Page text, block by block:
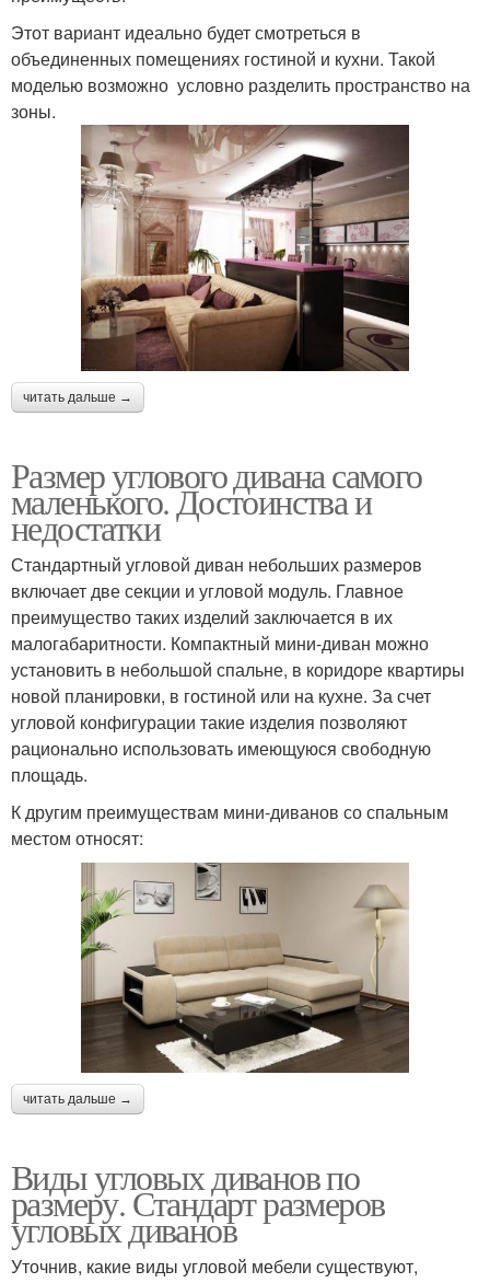
Этот вариант идеально будет смотреться в
объединенных помещениях гостиной и кухни. Такой
моделью возможно условно разделить пространство на
зоны.
читать дальше →
Размер углового дивана самого
маленького. Достоинства и
недостатки
Стандартный угловой диван небольших размеров
включает две секции и угловой модуль. Главное
преимущество таких изделий заключается в их
малогабаритности. Компактный мини-диван можно
установить в небольшой спальне, в коридоре квартиры
новой планировки, в гостиной или на кухне. За счет
угловой конфигурации такие изделия позволяют
рационально использовать имеющуюся свободную
площадь.
К другим преимуществам мини-диванов со спальным
местом относят:
читать дальше →
Виды угловых диванов по
размеру. Стандарт размеров
угловых диванов
Уточнив, какие виды угловой мебели существуют,